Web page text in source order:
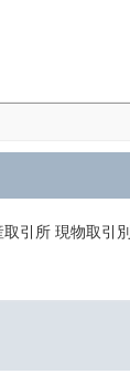
引所 現物取引